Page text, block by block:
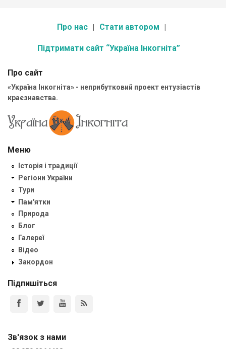
Про нас Стати автором
Підтримати сайт “Україна Інкогніта”
Про сайт
«Україна Інкогніта» - неприбутковий проект ентузіастів
краєзнавства.
Меню
Історія і традиції
Регіони України
Тури
Пам'ятки
Природа
Блог
Галереї
Відео
Закордон
Підпишіться
Зв'язок з нами